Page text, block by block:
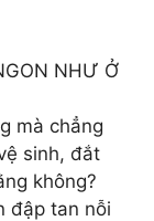
NHƯ Ở
mà chẳng
sinh, đắt
không?
đập tan nỗi